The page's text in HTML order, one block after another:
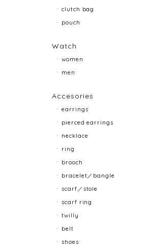
clutch bag
pouch
Watch
women
men
Accesories
earrings
pierced earrings
necklace
ring
brooch
bracelet／bangle
scarf／stole
scarf ring
twilly
belt
shoes